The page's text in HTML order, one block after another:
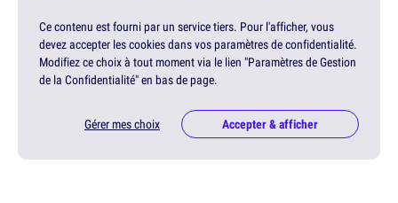
Ce contenu est fourni par un service tiers. Pour l'afficher, vous
devez accepter les cookies dans vos paramètres de confidentialité.
Modifiez ce choix à tout moment via le lien "Paramètres de Gestion
de la Confidentialité" en bas de page.
Gérer mes choix Accepter & afficher